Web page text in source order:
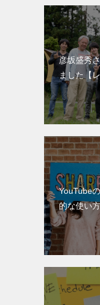
彦坂盛秀
ました【
YouTube
的な使い